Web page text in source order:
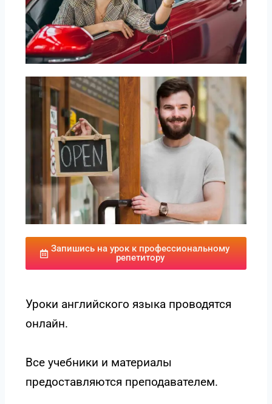
Запишись на урок к профессиональному
репетитору
Уроки английского языка проводятся
онлайн.
Все учебники и материалы
предоставляются преподавателем.